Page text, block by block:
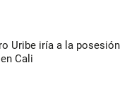
Uribe iría a la posesión
Cali